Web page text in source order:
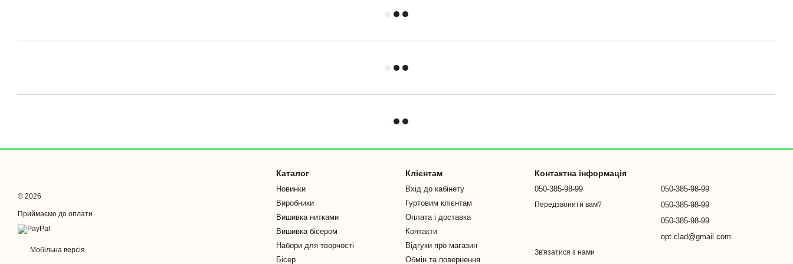
© 2026
Приймаємо до оплати
Мобільна версія
Каталог
Новинки
Виробники
Вишивка нитками
Вишивка бісером
Набори для творчості
Бісер
Клієнтам
Вхід до кабінету
Гуртовим клієнтам
Оплата і доставка
Контакти
Відгуки про магазин
Обмін та повернення
Контактна інформація
050-385-98-99
Передзвонити вам?
050-385-98-99
050-385-98-99
050-385-98-99
opt.clad@gmail.com
Зв'язатися з нами